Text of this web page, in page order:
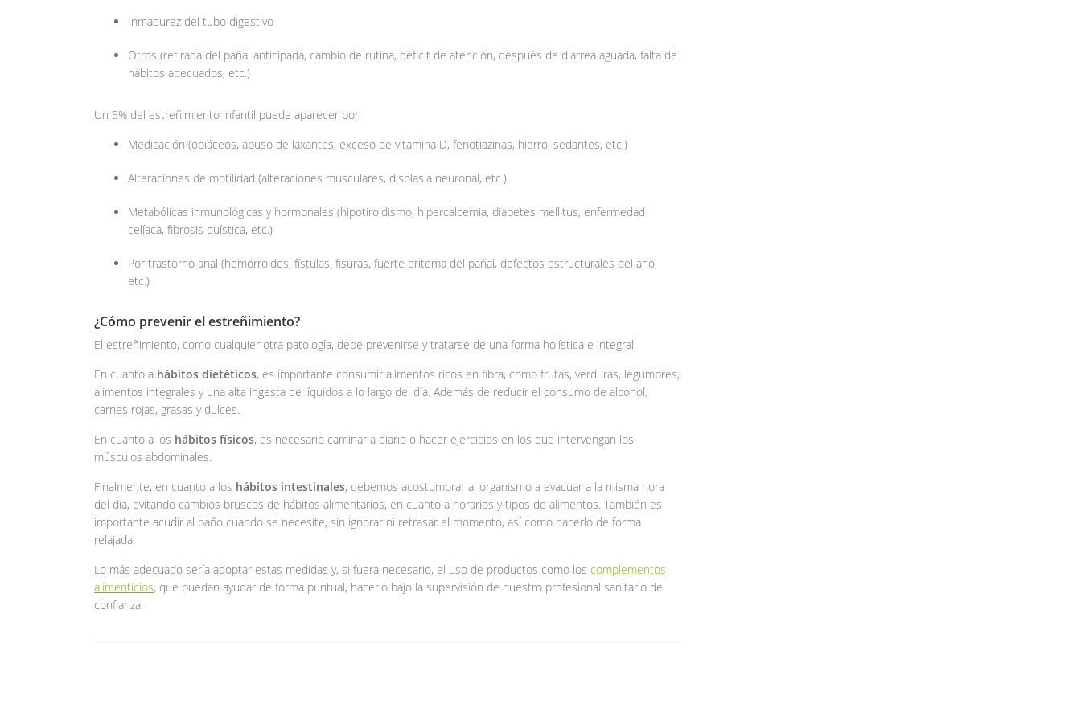
Inmadurez del tubo digestivo
Otros (retirada del pañal anticipada, cambio de rutina, déficit de atención, después de diarrea aguada, falta de
hábitos adecuados, etc.)
Un 5% del estreñimiento infantil puede aparecer por:
Medicación (opiáceos, abuso de laxantes, exceso de vitamina D, fenotiazinas, hierro, sedantes, etc.)
Alteraciones de motilidad (alteraciones musculares, displasia neuronal, etc.)
Metabólicas inmunológicas y hormonales (hipotiroidismo, hipercalcemia, diabetes mellitus, enfermedad
celíaca, fibrosis quística, etc.)
Por trastorno anal (hemorroides, fístulas, fisuras, fuerte eritema del pañal, defectos estructurales del ano,
etc.)
¿Cómo prevenir el estreñimiento?
El estreñimiento, como cualquier otra patología, debe prevenirse y tratarse de una forma holística e integral.
En cuanto a hábitos dietéticos, es importante consumir alimentos ricos en fibra, como frutas, verduras, legumbres,
alimentos integrales y una alta ingesta de líquidos a lo largo del día. Además de reducir el consumo de alcohol,
carnes rojas, grasas y dulces.
En cuanto a los hábitos físicos, es necesario caminar a diario o hacer ejercicios en los que intervengan los
músculos abdominales.
Finalmente, en cuanto a los hábitos intestinales, debemos acostumbrar al organismo a evacuar a la misma hora
del día, evitando cambios bruscos de hábitos alimentarios, en cuanto a horarios y tipos de alimentos. También es
importante acudir al baño cuando se necesite, sin ignorar ni retrasar el momento, así como hacerlo de forma
relajada.
Lo más adecuado sería adoptar estas medidas y, si fuera necesario, el uso de productos como los complementos
alimenticios, que puedan ayudar de forma puntual, hacerlo bajo la supervisión de nuestro profesional sanitario de
confianza.